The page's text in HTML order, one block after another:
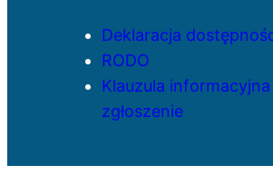
Deklaracja
RODO
Klauzula
zgłoszenie